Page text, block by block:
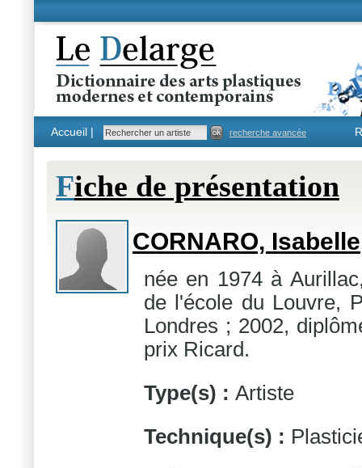
Accueil | recherche avancée
Fiche de présentation
CORNARO, Isabelle
née en 1974 à
de l'école du Louvre,
Londres ; 2002,
prix Ricard.
Type(s) : Artiste
Technique(s) :